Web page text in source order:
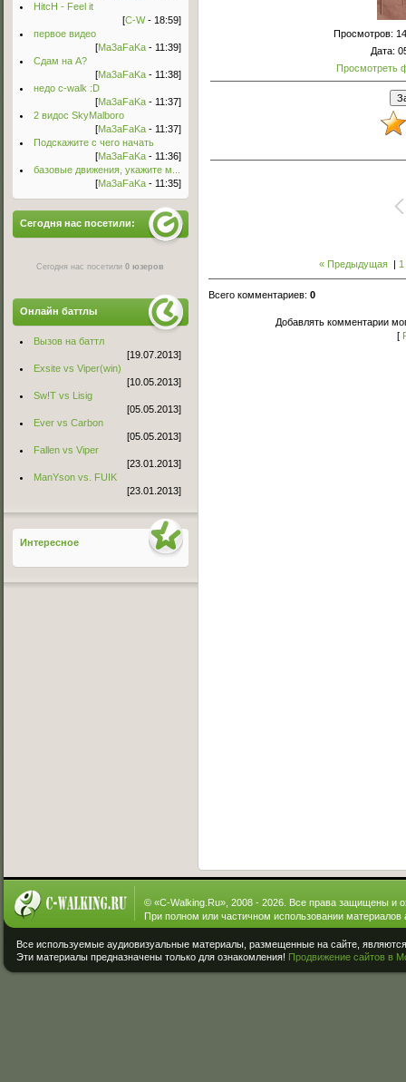
Просмотров:
Дата:
Просмотреть
« Предыдущая 1
Всего комментариев: 0
Добавлять комментарии
[
HitcH - Feel it
[C-W- 18:59]
первое видео
[Ma3aFaKa - 11:39]
Сдам на А?
[Ma3aFaKa - 11:38]
недо c-walk :D
[Ma3aFaKa - 11:37]
2 видос SkyMalboro
[Ma3aFaKa - 11:37]
Подскажите с чего начать
[Ma3aFaKa - 11:36]
базовые движения, укажите м...
[Ma3aFaKa - 11:35]
Сегодня нас посетили:
Сегодня нас посетили0 юзеров
Онлайн баттлы
Вызов на баттл
[19.07.2013]
Exsite vs Viper(win)
[10.05.2013]
Sw!T vs Lisig
[05.05.2013]
Ever vs Carbon
[05.05.2013]
Fallen vs Viper
[23.01.2013]
ManYson vs. FUIK
[23.01.2013]
Интересное
© «C-Walking.Ru», 2008 - 2026. Все права защищены и
При полном или частичном использовании материалов
Все используемые аудиовизуальные материалы, размещенные на сайте,
Эти материалы предназначены только для ознакомления! Продвижение сайтов в